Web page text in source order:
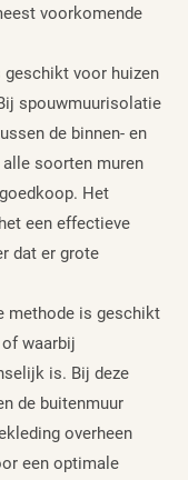
voorkomende
voor huizen
spouwmuurisolatie
de binnen- en
soorten muren
Het
een effectieve
dat er grote
methode is geschikt
waarbij
is. Bij deze
de buitenmuur
overheen
een optimale